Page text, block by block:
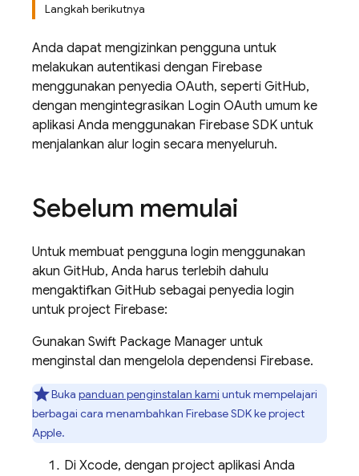
Langkah berikutnya
Anda dapat mengizinkan pengguna untuk
melakukan autentikasi dengan Firebase
menggunakan penyedia OAuth, seperti GitHub,
dengan mengintegrasikan Login OAuth umum ke
aplikasi Anda menggunakan Firebase SDK untuk
menjalankan alur login secara menyeluruh.
Sebelum memulai
Untuk membuat pengguna login menggunakan
akun GitHub, Anda harus terlebih dahulu
mengaktifkan GitHub sebagai penyedia login
untuk project Firebase:
Gunakan Swift Package Manager untuk
menginstal dan mengelola dependensi Firebase.
Buka panduan penginstalan kami untuk mempelajari
berbagai cara menambahkan Firebase SDK ke project
Apple.
Di Xcode, dengan project aplikasi Anda